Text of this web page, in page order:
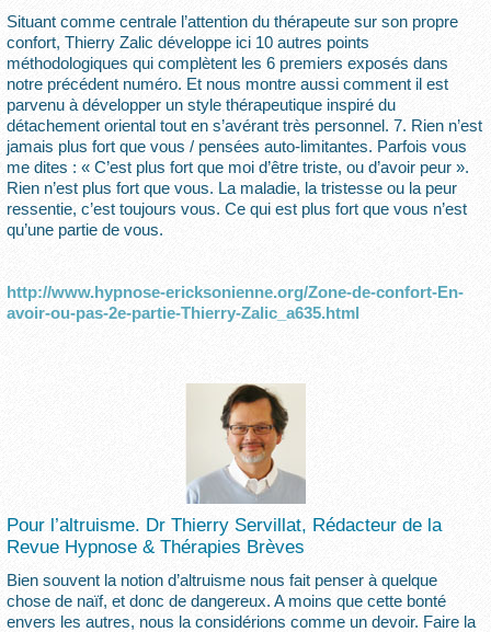
Situant comme centrale l’attention du thérapeute sur son propre
confort, Thierry Zalic développe ici 10 autres points
méthodologiques qui complètent les 6 premiers exposés dans
notre précédent numéro. Et nous montre aussi comment il est
parvenu à développer un style thérapeutique inspiré du
détachement oriental tout en s’avérant très personnel. 7. Rien n’est
jamais plus fort que vous / pensées auto-limitantes. Parfois vous
me dites : « C’est plus fort que moi d’être triste, ou d’avoir peur ».
Rien n’est plus fort que vous. La maladie, la tristesse ou la peur
ressentie, c’est toujours vous. Ce qui est plus fort que vous n’est
qu’une partie de vous.
http://www.hypnose-ericksonienne.org/Zone-de-confort-En-
avoir-ou-pas-2e-partie-Thierry-Zalic_a635.html
Pour l’altruisme. Dr Thierry Servillat, Rédacteur de la
Revue Hypnose & Thérapies Brèves
Bien souvent la notion d’altruisme nous fait penser à quelque
chose de naïf, et donc de dangereux. A moins que cette bonté
envers les autres, nous la considérions comme un devoir. Faire la